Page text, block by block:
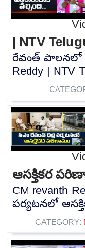
| NTV
రేవంత్ పాలనలో
Reddy | NTV
ఆసక్తికర
CM revanth
పర్యటనలో
CATEGORY: